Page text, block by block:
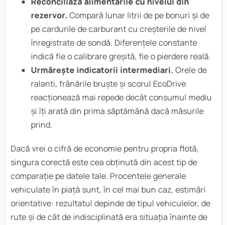
rezervor. Compară lunar litrii de pe bonuri și de
pe cardurile de carburant cu creșterile de nivel
înregistrate de sondă. Diferențele constante
indică fie o calibrare greșită, fie o pierdere reală.
Urmărește indicatorii intermediari. Orele de
ralanti, frânările bruște și scorul EcoDrive
reacționează mai repede decât consumul mediu
și îți arată din prima săptămână dacă măsurile
prind.
Dacă vrei o cifră de economie pentru propria flotă,
singura corectă este cea obținută din acest tip de
comparație pe datele tale. Procentele generale
vehiculate în piață sunt, în cel mai bun caz, estimări
orientative: rezultatul depinde de tipul vehiculelor, de
rute și de cât de indisciplinată era situația înainte de